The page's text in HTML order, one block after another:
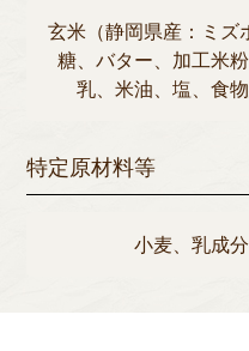
玄米（静岡県産：ミズ
糖、バター、加工米
乳、米油、塩、食
特定原材料等
小麦、乳成